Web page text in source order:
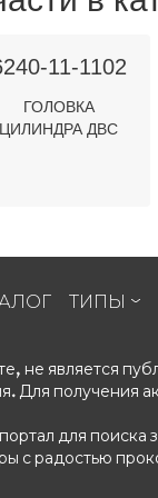
11-1102
ГОЛОВКА
ЦИЛИНДРА ДВС
ТИПЫ
не является
Для получения
для
с радостью